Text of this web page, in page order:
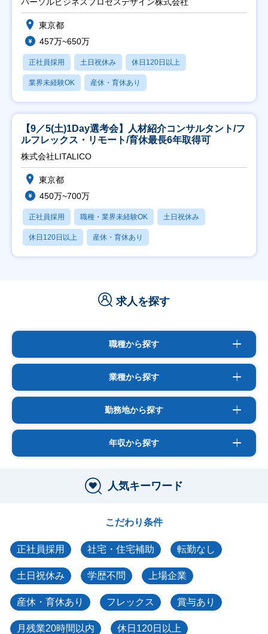
東京都
457万~650万
正社員採用 土日祝休み 休日120日以上
業界未経験OK 産休・育休あり
【9／5(土)1Day選考会】人材紹介コンサルタント/フ
ルフレックス・リモート/育休最長6年取得可
株式会社LITALICO
東京都
450万~700万
正社員採用 職種・業界未経験OK 土日祝休み
休日120日以上 産休・育休あり
求人を探す
職種から探す
業種から探す
勤務地から探す
年収から探す
人気キーワード
こだわり条件
正社員採用 社宅・住宅補助 転勤なし
土日祝休み 学歴不問 上場企業
産休・育休あり フレックス 賞与あり
月残業20時間以内 休日120日以上